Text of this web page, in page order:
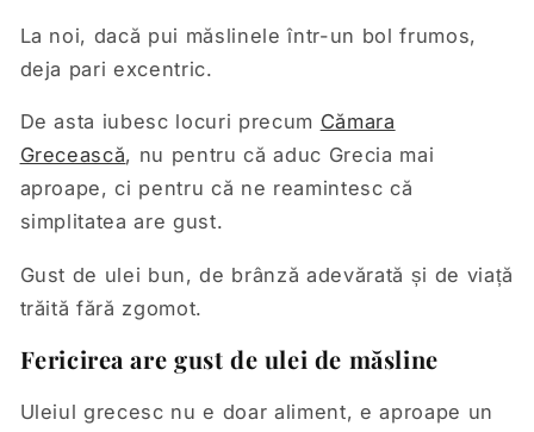
La noi, dacă pui măslinele într-un bol frumos,
deja pari excentric.
De asta iubesc locuri precum Cămara
Grecească, nu pentru că aduc Grecia mai
aproape, ci pentru că ne reamintesc că
simplitatea are gust.
Gust de ulei bun, de brânză adevărată și de viață
trăită fără zgomot.
Fericirea are gust de ulei de măsline
Uleiul grecesc nu e doar aliment, e aproape un